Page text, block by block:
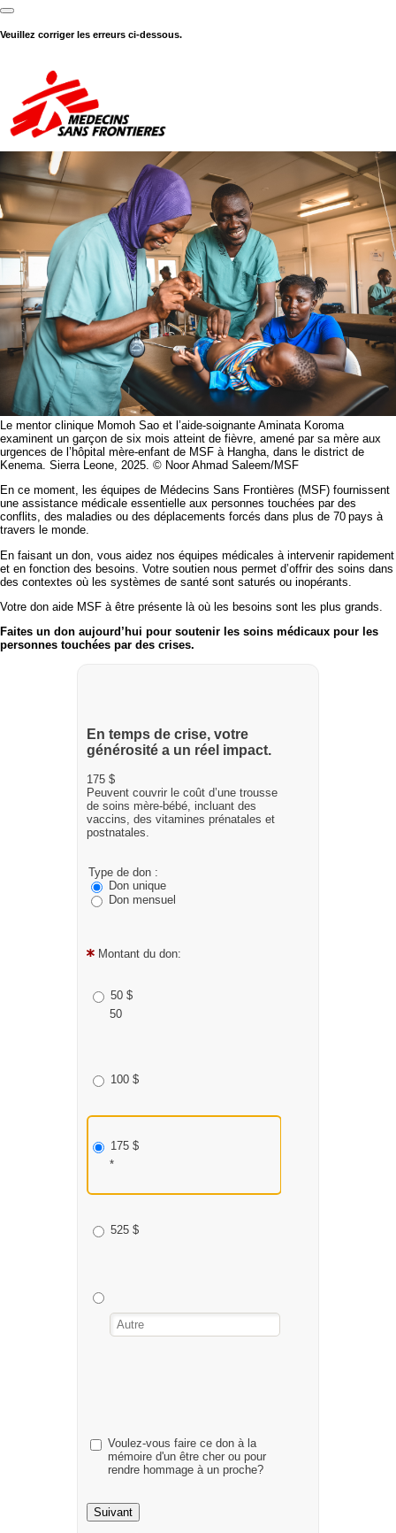
Veuillez corriger les erreurs ci-dessous.
Le mentor clinique Momoh Sao et l’aide-soignante Aminata Koroma
examinent un garçon de six mois atteint de fièvre, amené par sa mère aux
urgences de l’hôpital mère-enfant de MSF à Hangha, dans le district de
Kenema. Sierra Leone, 2025. © Noor Ahmad Saleem/MSF
En ce moment, les équipes de Médecins Sans Frontières (MSF) fournissent
une assistance médicale essentielle aux personnes touchées par des
conflits, des maladies ou des déplacements forcés dans plus de 70 pays à
travers le monde.
En faisant un don, vous aidez nos équipes médicales à intervenir rapidement
et en fonction des besoins. Votre soutien nous permet d’offrir des soins dans
des contextes où les systèmes de santé sont saturés ou inopérants.
Votre don aide MSF à être présente là où les besoins sont les plus grands.
Faites un don aujourd’hui pour soutenir les soins médicaux pour les
personnes touchées par des crises.
En temps de crise, votre
générosité a un réel impact.
175 $
Peuvent couvrir le coût d’une trousse
de soins mère-bébé, incluant des
vaccins, des vitamines prénatales et
postnatales.
Type de don :
Don unique
Don mensuel
Montant du don:
50 $
50
100 $
175 $
*
525 $
Voulez-vous faire ce don à la
mémoire d'un être cher ou pour
rendre hommage à un proche?
Suivant